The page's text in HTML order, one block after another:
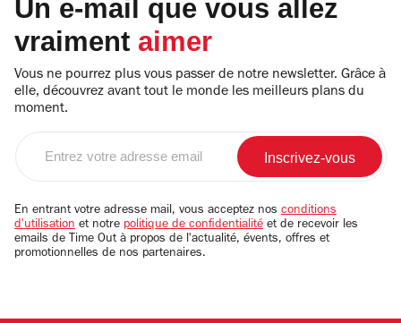
Un e-mail que vous allez
vraiment aimer
Vous ne pourrez plus vous passer de notre newsletter. Grâce à
elle, découvrez avant tout le monde les meilleurs plans du
moment.
email
En entrant votre adresse mail, vous acceptez nos conditions
d'utilisation et notre politique de confidentialité et de recevoir les
emails de Time Out à propos de l'actualité, évents, offres et
promotionnelles de nos partenaires.